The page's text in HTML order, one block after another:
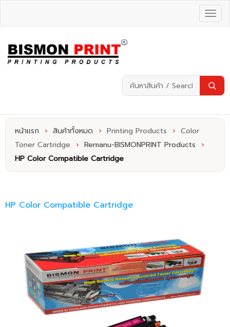
หน้าแรก › สินค้าทั้งหมด › Printing Products › Color
Toner Cartridge
› Remanu-BISMONPRINT Products
›
HP Color Compatible Cartridge
HP Color Compatible Cartridge